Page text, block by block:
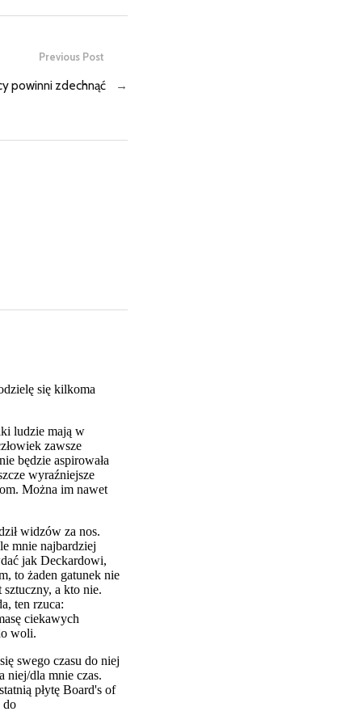
Previous Post
powinni zdechnąć →